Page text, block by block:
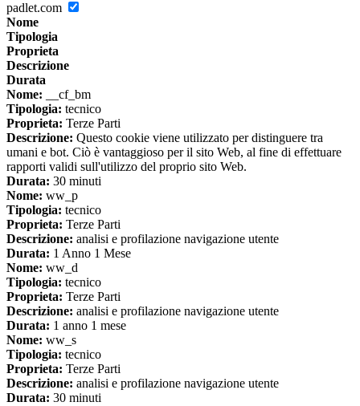
padlet.com
Nome
Tipologia
Proprieta
Descrizione
Durata
Nome: __cf_bm
Tipologia: tecnico
Proprieta: Terze Parti
Descrizione: Questo cookie viene utilizzato per distinguere tra
umani e bot. Ciò è vantaggioso per il sito Web, al fine di effettuare
rapporti validi sull'utilizzo del proprio sito Web.
Durata: 30 minuti
Nome: ww_p
Tipologia: tecnico
Proprieta: Terze Parti
Descrizione: analisi e profilazione navigazione utente
Durata: 1 Anno 1 Mese
Nome: ww_d
Tipologia: tecnico
Proprieta: Terze Parti
Descrizione: analisi e profilazione navigazione utente
Durata: 1 anno 1 mese
Nome: ww_s
Tipologia: tecnico
Proprieta: Terze Parti
Descrizione: analisi e profilazione navigazione utente
Durata: 30 minuti